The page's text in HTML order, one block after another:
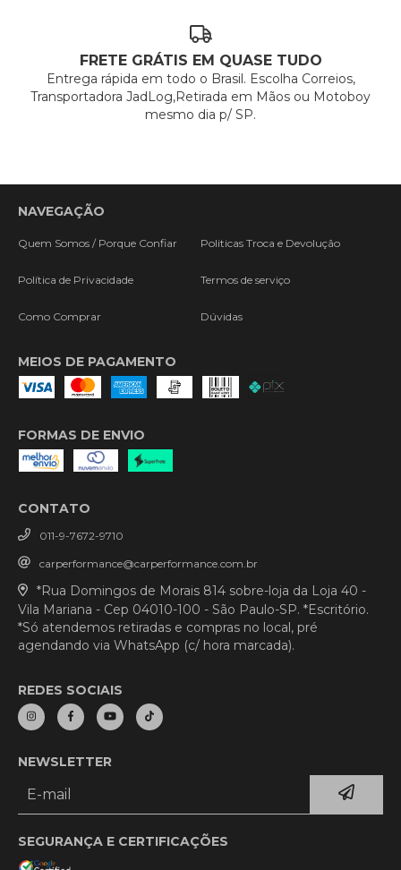
FRETE GRÁTIS EM QUASE TUDO
Entrega rápida em todo o Brasil. Escolha Correios,
Transportadora JadLog,Retirada em Mãos ou Motoboy
mesmo dia p/ SP.
NAVEGAÇÃO
Quem Somos / Porque Confiar Politicas Troca e Devolução
Política de Privacidade Termos de serviço
Como Comprar Dúvidas
MEIOS DE PAGAMENTO
FORMAS DE ENVIO
CONTATO
011-9-7672-9710
carperformance@carperformance.com.br
*Rua Domingos de Morais 814 sobre-loja da Loja 40 -
Vila Mariana - Cep 04010-100 - São Paulo-SP. *Escritório.
*Só atendemos retiradas e compras no local, pré
agendando via WhatsApp (c/ hora marcada).
REDES SOCIAIS
NEWSLETTER
SEGURANÇA E CERTIFICAÇÕES